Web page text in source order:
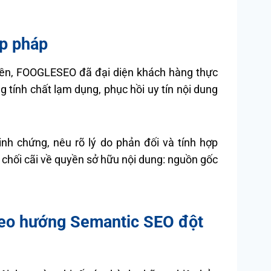
pháp
FOOGLESEO đã đại diện khách hàng thực
tính chất lạm dụng, phục hồi uy tín nội dung
chứng, nêu rõ lý do phản đối và tính hợp
cãi về quyền sở hữu nội dung: nguồn gốc
hướng Semantic SEO đột